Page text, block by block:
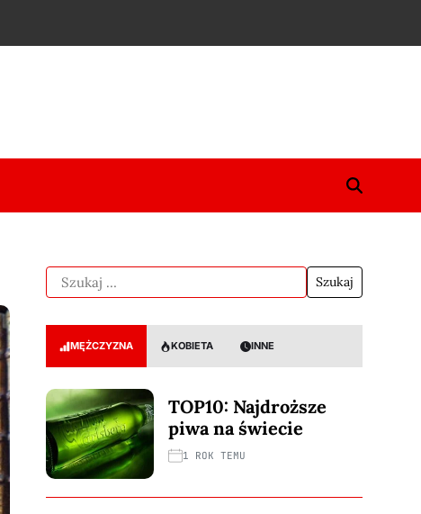
MĘŻCZYZNA KOBIETA INNE
TOP10: Najdroższe
piwa na świecie
1 ROK TEMU